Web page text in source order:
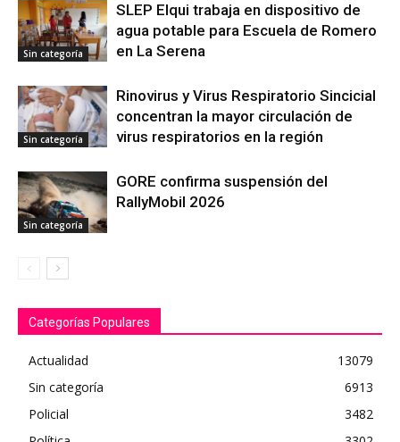
Sin categoría
SLEP Elqui trabaja en dispositivo de
agua potable para Escuela de Romero
en La Serena
Sin categoría
Rinovirus y Virus Respiratorio Sincicial
concentran la mayor circulación de
virus respiratorios en la región
Sin categoría
GORE confirma suspensión del
RallyMobil 2026
Categorías Populares
Actualidad
13079
Sin categoría
6913
Policial
3482